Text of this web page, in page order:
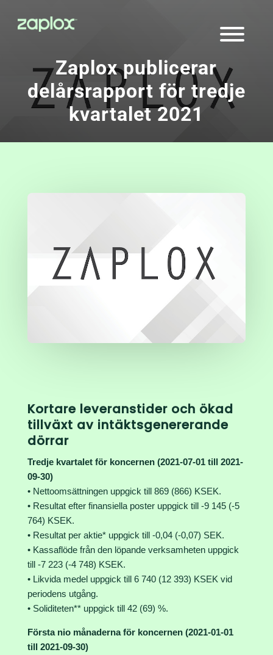
Zaplox publicerar
delårsrapport för tredje
kvartalet 2021
Kortare leveranstider och ökad
tillväxt av intäktsgenererande
dörrar
Tredje kvartalet för koncernen (2021-07-01 till 2021-
09-30)
• Nettoomsättningen uppgick till 869 (866) KSEK.
• Resultat efter finansiella poster uppgick till -9 145 (-5
764) KSEK.
• Resultat per aktie* uppgick till -0,04 (-0,07) SEK.
• Kassaflöde från den löpande verksamheten uppgick
till -7 223 (-4 748) KSEK.
• Likvida medel uppgick till 6 740 (12 393) KSEK vid
periodens utgång.
• Soliditeten** uppgick till 42 (69) %.
Första nio månaderna för koncernen (2021-01-01
till 2021-09-30)